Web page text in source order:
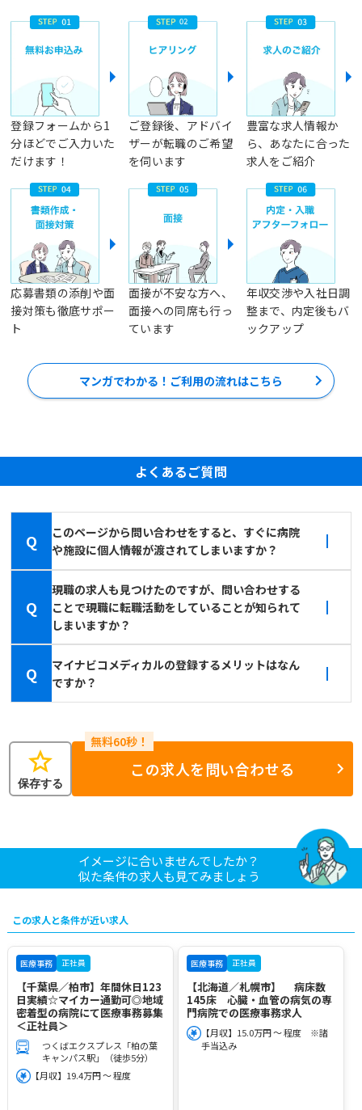
登録フォームから1
分ほどでご入力いた
だけます！
ご登録後、アドバイ
ザーが転職のご希望
を伺います
豊富な求人情報か
ら、あなたに合った
求人をご紹介
応募書類の添削や面
接対策も徹底サポー
ト
面接が不安な方へ、
面接への同席も行っ
ています
年収交渉や入社日調
整まで、内定後もバ
ックアップ
マンガでわかる！ご利用の流れはこちら
よくあるご質問
Q
このページから問い合わせをすると、すぐに病院
や施設に個人情報が渡されてしまいますか？
Q
現職の求人も見つけたのですが、問い合わせする
ことで現職に転職活動をしていることが知られて
しまいますか？
Q
マイナビコメディカルの登録するメリットはなん
ですか？
star
保存する
この求人を問い合わせる
イメージに合いませんでしたか？
似た条件の求人も見てみましょう
この求人と条件が近い求人
医療事務 正社員
【千葉県／柏市】年間休日123
日実績☆マイカー通勤可◎地域
密着型の病院にて医療事務募集
＜正社員＞
つくばエクスプレス「柏の葉
キャンパス駅」（徒歩5分）
【月収】19.4万円 ～ 程度
医療事務 正社員
【北海道／札幌市】 病床数
145床 心臓・血管の病気の専
門病院での医療事務求人
【月収】15.0万円 ～ 程度 ※諸
手当込み